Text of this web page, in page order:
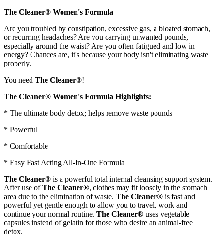
The Cleaner® Women's Formula
Are you troubled by constipation, excessive gas, a bloated stomach,
or recurring headaches? Are you carrying unwanted pounds,
especially around the waist? Are you often fatigued and low in
energy? Chances are, it's because your body isn't eliminating waste
properly.
You need The Cleaner®!
The Cleaner® Women's Formula Highlights:
* The ultimate body detox; helps remove waste pounds
* Powerful
* Comfortable
* Easy Fast Acting All-In-One Formula
The Cleaner® is a powerful total internal cleansing support system.
After use ofThe Cleaner®, clothes may fit loosely in the stomach
area due to the elimination of waste. The Cleaner® is fast and
powerful yet gentle enough to allow you to travel, work and
continue your normal routine. The Cleaner® uses vegetable
capsules instead of gelatin for those who desire an animal-free
detox.